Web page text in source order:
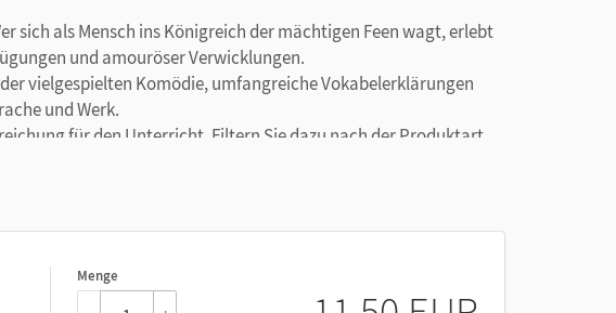
sich als Mensch ins Königreich der mächtigen Feen wagt, erlebt
und amouröser Verwicklungen.
vielgespielten Komödie, umfangreiche Vokabelerklärungen
und Werk.
für den Unterricht. Filtern Sie dazu nach der Produktart
Menge
1